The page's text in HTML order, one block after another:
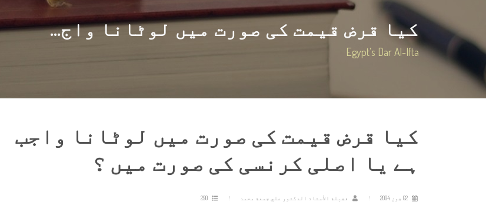
کیا قرض قیمت کی صورت میں لوٹانا واج...
Egypt's Dar Al-Ifta
کیا قرض قیمت کی صورت میں لوٹانا واجب
ہے یا اصلی کرنسی کی صورت میں ؟
فضيلة الأستاذ الدكتور علي جمعة محمد